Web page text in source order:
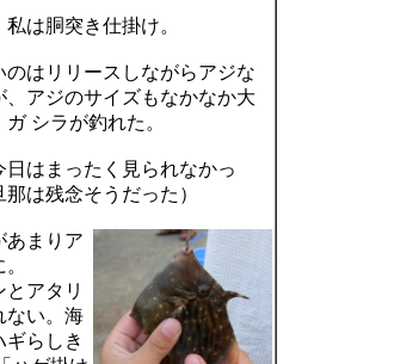
は胴突き仕掛け。
はリリースしながらアジな
アジのサイズもなかなか大
シラが釣れた。
はまったく見られなかっ
は残念そうだった）
あまりア
アタリ
ない。海
らしき